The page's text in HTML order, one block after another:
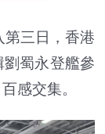
三日，香港
蜀永登艦參
感交集。